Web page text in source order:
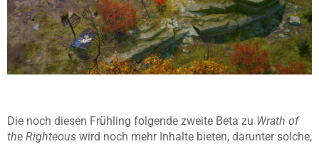
Die noch diesen Frühling folgende zweite Beta zu Wrath of
the Righteous wird noch mehr Inhalte bieten, darunter solche,